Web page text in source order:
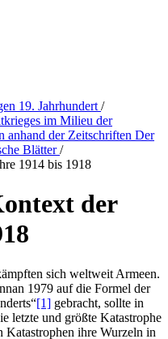
19. Jahrhundert /
im Milieu der
anhand der Zeitschriften Der
Blätter/
1914 bis 1918
der
sich weltweit Armeen.
1979 auf die Formel der
[1] gebracht, sollte in
letzte und größte Katastrophe
Katastrophen ihre Wurzeln in